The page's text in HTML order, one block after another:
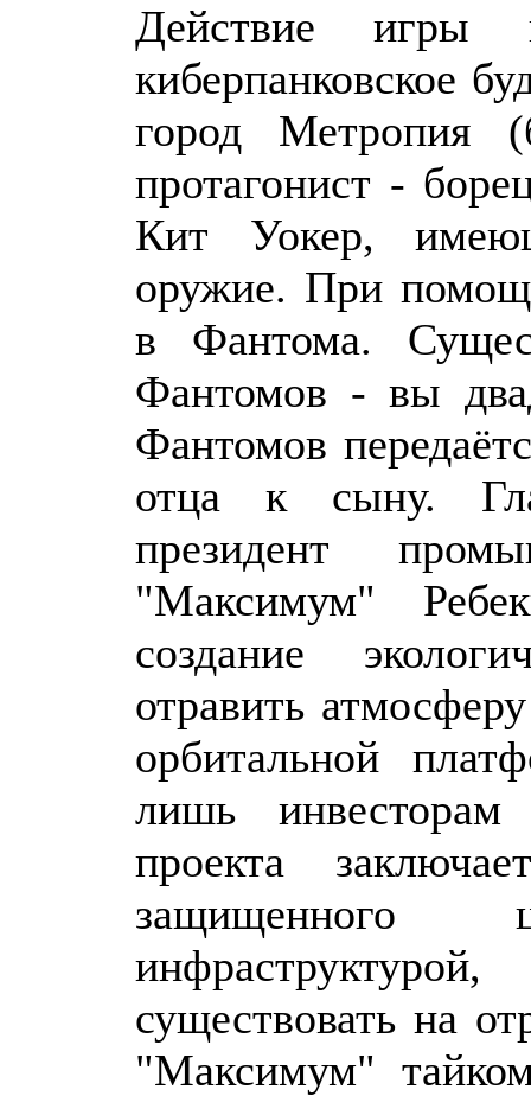
Действие игры
киберпанковское
город Метропия
протагонист -
Кит Уокер,
оружие. При
в Фантома.
Фантомов - вы
Фантомов
отца к сыну.
президент
"Максимум"
создание
отравить
орбитальной
лишь инвесторам
проекта
защищенного
существовать на
"Максимум"